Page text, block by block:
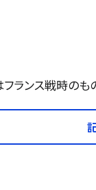
ランス戦時の